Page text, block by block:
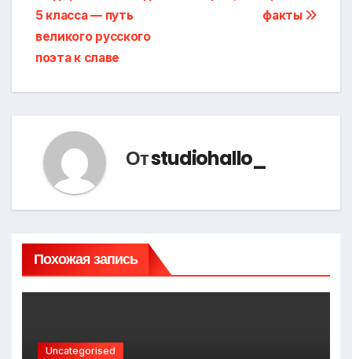
записям
факты
5 класса — путь
великого русского
поэта к славе
Отstudiohallo_
Похожая запись
Uncategorised